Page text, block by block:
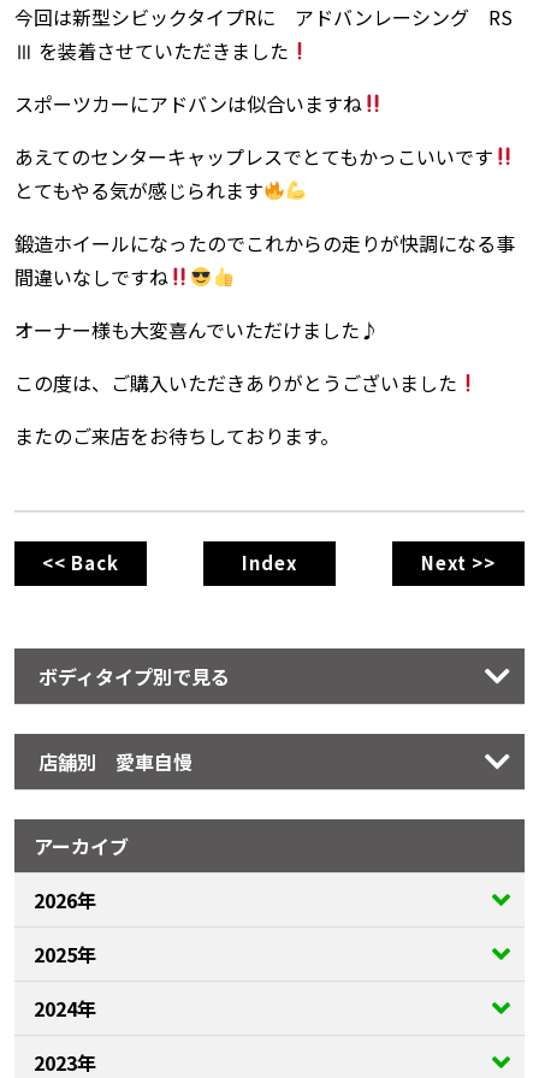
今回は新型シビックタイプRに アドバンレーシング RS
Ⅲ を装着させていただきました
スポーツカーにアドバンは似合いますね
あえてのセンターキャップレスでとてもかっこいいです
とてもやる気が感じられます
鍛造ホイールになったのでこれからの走りが快調になる事
間違いなしですね
オーナー様も大変喜んでいただけました♪
この度は、ご購入いただきありがとうございました
またのご来店をお待ちしております。
<< Back Index Next >>
ボディタイプ別で見る
店舗別 愛車自慢
アーカイブ
2026年
2025年
2024年
2023年